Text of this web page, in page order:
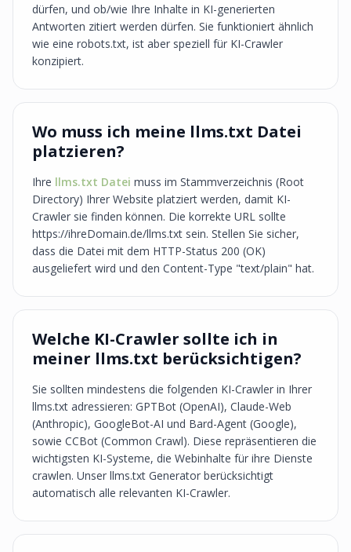
dürfen, und ob/wie Ihre Inhalte in KI-generierten
Antworten zitiert werden dürfen. Sie funktioniert ähnlich
wie eine robots.txt, ist aber speziell für KI-Crawler
konzipiert.
Wo muss ich meine llms.txt Datei
platzieren?
Ihre llms.txt Datei muss im Stammverzeichnis (Root
Directory) Ihrer Website platziert werden, damit KI-
Crawler sie finden können. Die korrekte URL sollte
https://ihreDomain.de/llms.txt sein. Stellen Sie sicher,
dass die Datei mit dem HTTP-Status 200 (OK)
ausgeliefert wird und den Content-Type "text/plain" hat.
Welche KI-Crawler sollte ich in
meiner llms.txt berücksichtigen?
Sie sollten mindestens die folgenden KI-Crawler in Ihrer
llms.txt adressieren: GPTBot (OpenAI), Claude-Web
(Anthropic), GoogleBot-AI und Bard-Agent (Google),
sowie CCBot (Common Crawl). Diese repräsentieren die
wichtigsten KI-Systeme, die Webinhalte für ihre Dienste
crawlen. Unser llms.txt Generator berücksichtigt
automatisch alle relevanten KI-Crawler.